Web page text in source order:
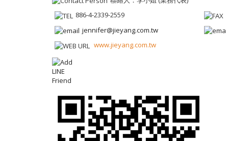
886-4-2339-2559
jennifer@jieyang.com.tw
www.jieyang.com.tw